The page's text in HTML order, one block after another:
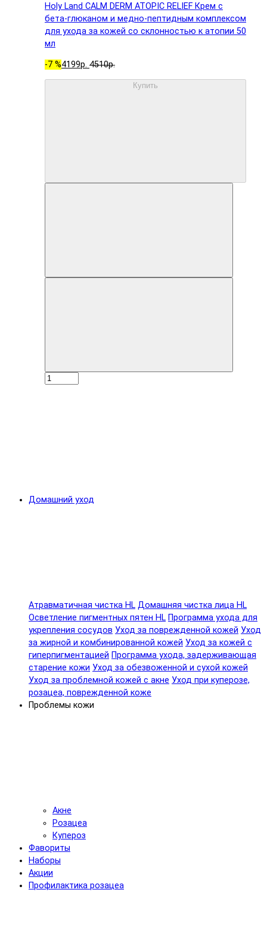
Holy Land CALM DERM ATOPIC RELIEF Крем с
бета-глюканом и медно-пептидным комплексом
для ухода за кожей со склонностью к атопии 50
мл
-7 %4199р. 4510р.
Купить
Домашний уход
Атравматичная чистка HL Домашняя чистка лица HL
Осветление пигментных пятен HL Программа ухода для
укрепления сосудов Уход за поврежденной кожей Уход
за жирной и комбинированной кожей Уход за кожей с
гиперпигментацией Программа ухода, задерживающая
старение кожи Уход за обезвоженной и сухой кожей
Уход за проблемной кожей с акне Уход при куперозе,
розацеа, поврежденной коже
Проблемы кожи
Акне
Розацеа
Купероз
Фавориты
Наборы
Акции
Профилактика розацеа